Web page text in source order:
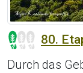
80.
Durch das